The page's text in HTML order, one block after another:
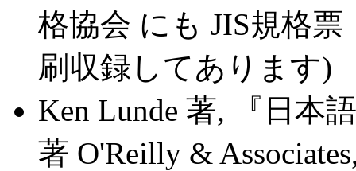
格協会 にも JIS規格票
刷収録してあります)
Ken Lunde 著, 『日本
著 O'Reilly &